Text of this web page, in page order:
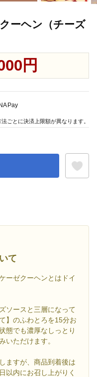
ーヘン（チーズ
円
て
ーゼクーヘンとはドイ
ソースと三層になって
】のふわとろを15分お
態でも濃厚なしっとり
いただけます。
ますが、商品到着後は
以内にお召し上がりく
Pay
ごとに決済上限額が異なります。